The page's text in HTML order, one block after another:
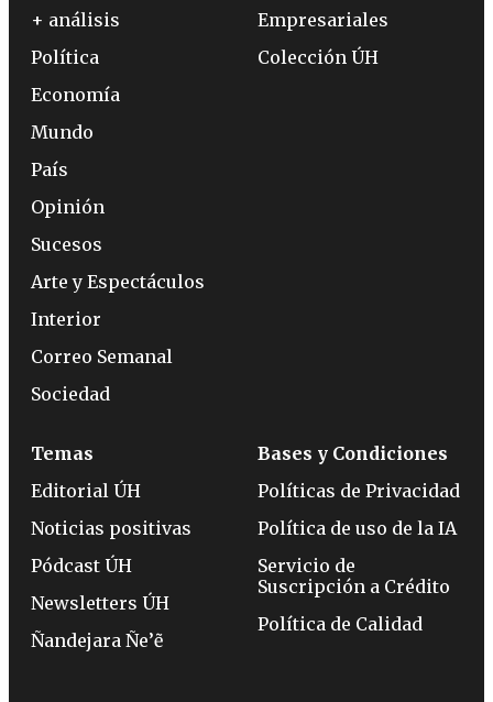
+ análisis
Política
Economía
Mundo
País
Opinión
Sucesos
Arte y Espectáculos
Interior
Correo Semanal
Sociedad
Empresariales
Colección ÚH
Temas
Editorial ÚH
Noticias positivas
Pódcast ÚH
Newsletters ÚH
Ñandejara Ñe’ẽ
Bases y Condiciones
Políticas de Privacidad
Política de uso de la IA
Servicio de
Suscripción a Crédito
Política de Calidad